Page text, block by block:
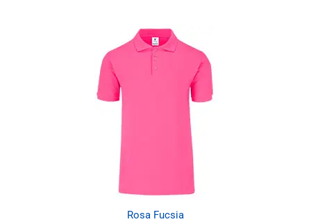
Rosa Fucsia